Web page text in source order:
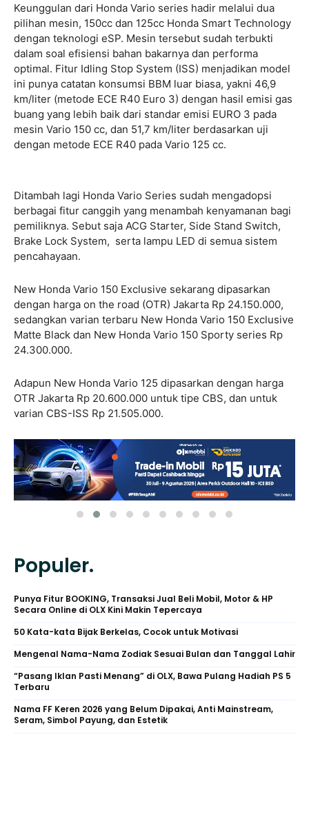
Keunggulan dari Honda Vario series hadir melalui dua
pilihan mesin, 150cc dan 125cc Honda Smart Technology
dengan teknologi eSP. Mesin tersebut sudah terbukti
dalam soal efisiensi bahan bakarnya dan performa
optimal. Fitur Idling Stop System (ISS) menjadikan model
ini punya catatan konsumsi BBM luar biasa, yakni 46,9
km/liter (metode ECE R40 Euro 3) dengan hasil emisi gas
buang yang lebih baik dari standar emisi EURO 3 pada
mesin Vario 150 cc, dan 51,7 km/liter berdasarkan uji
dengan metode ECE R40 pada Vario 125 cc.
Ditambah lagi Honda Vario Series sudah mengadopsi
berbagai fitur canggih yang menambah kenyamanan bagi
pemiliknya. Sebut saja ACG Starter, Side Stand Switch,
Brake Lock System, serta lampu LED di semua sistem
pencahayaan.
New Honda Vario 150 Exclusive sekarang dipasarkan
dengan harga on the road (OTR) Jakarta Rp 24.150.000,
sedangkan varian terbaru New Honda Vario 150 Exclusive
Matte Black dan New Honda Vario 150 Sporty series Rp
24.300.000.
Adapun New Honda Vario 125 dipasarkan dengan harga
OTR Jakarta Rp 20.600.000 untuk tipe CBS, dan untuk
varian CBS-ISS Rp 21.505.000.
Populer.
Punya Fitur BOOKING, Transaksi Jual Beli Mobil, Motor & HP
Secara Online di OLX Kini Makin Tepercaya
50 Kata-kata Bijak Berkelas, Cocok untuk Motivasi
Mengenal Nama-Nama Zodiak Sesuai Bulan dan Tanggal Lahir
“Pasang Iklan Pasti Menang” di OLX, Bawa Pulang Hadiah PS 5
Terbaru
Nama FF Keren 2026 yang Belum Dipakai, Anti Mainstream,
Seram, Simbol Payung, dan Estetik